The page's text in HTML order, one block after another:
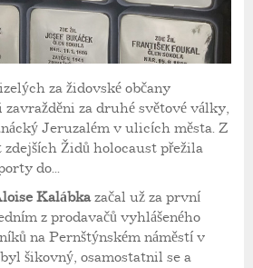
za židovské občany
za druhé světové války,
Jeruzalém v ulicích města. Z
zdejších Židů holocaust přežila
do...
Kalábkazačal už za první
z prodavačů vyhlášeného
na Pernštýnském náměstí v
šikovný, osamostatnil se a